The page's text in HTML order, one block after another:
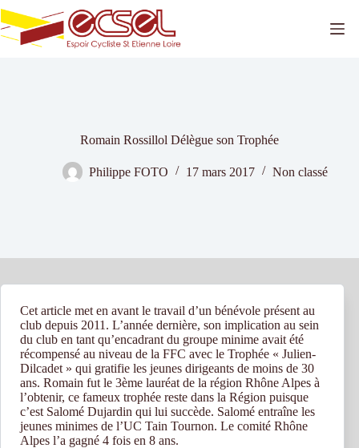
Passer
au
contenu
Romain Rossillol Délègue son Trophée
Philippe FOTO 17 mars 2017 Non classé
Cet article met en avant le travail d’un bénévole présent au
club depuis 2011. L’année dernière, son implication au sein
du club en tant qu’encadrant du groupe minime avait été
récompensé au niveau de la FFC avec le Trophée « Julien-
Dilcadet » qui gratifie les jeunes dirigeants de moins de 30
ans. Romain fut le 3ème lauréat de la région Rhône Alpes à
l’obtenir, ce fameux trophée reste dans la Région puisque
c’est Salomé Dujardin qui lui succède. Salomé entraîne les
jeunes minimes de l’UC Tain Tournon. Le comité Rhône
Alpes l’a gagné 4 fois en 8 ans.